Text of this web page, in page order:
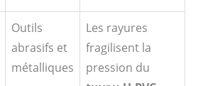
Outils
abrasifs et
métalliques
Les rayures
fragilisent la
pression du